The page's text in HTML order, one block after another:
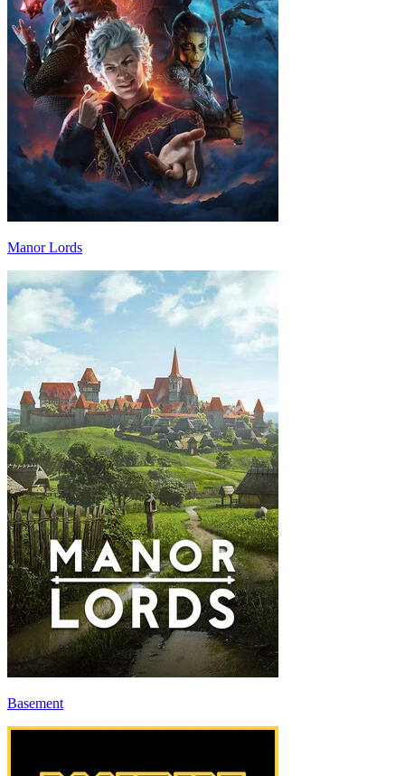
Manor Lords
Basement